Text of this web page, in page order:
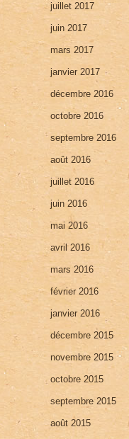
juillet 2017
juin 2017
mars 2017
janvier 2017
décembre 2016
octobre 2016
septembre 2016
août 2016
juillet 2016
juin 2016
mai 2016
avril 2016
mars 2016
février 2016
janvier 2016
décembre 2015
novembre 2015
octobre 2015
septembre 2015
août 2015